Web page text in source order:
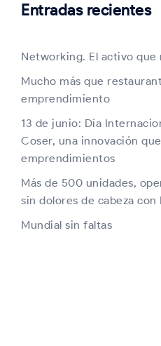
Entradas recientes
Networking. El activo que
Mucho más que
emprendimiento
13 de junio: Día
Coser, una innovación
emprendimientos
Más de 500 unidades,
sin dolores de cabeza
Mundial sin faltas